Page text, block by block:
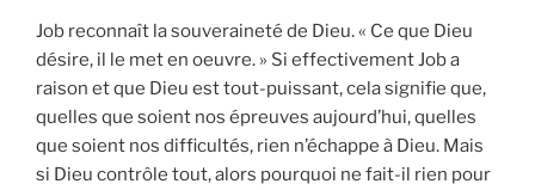
Job reconnaît la souveraineté de Dieu. « Ce que Dieu
désire, il le met en oeuvre. » Si effectivement Job a
raison et que Dieu est tout-puissant, cela signifie que,
quelles que soient nos épreuves aujourd’hui, quelles
que soient nos difficultés, rien n’échappe à Dieu. Mais
si Dieu contrôle tout, alors pourquoi ne fait-il rien pour